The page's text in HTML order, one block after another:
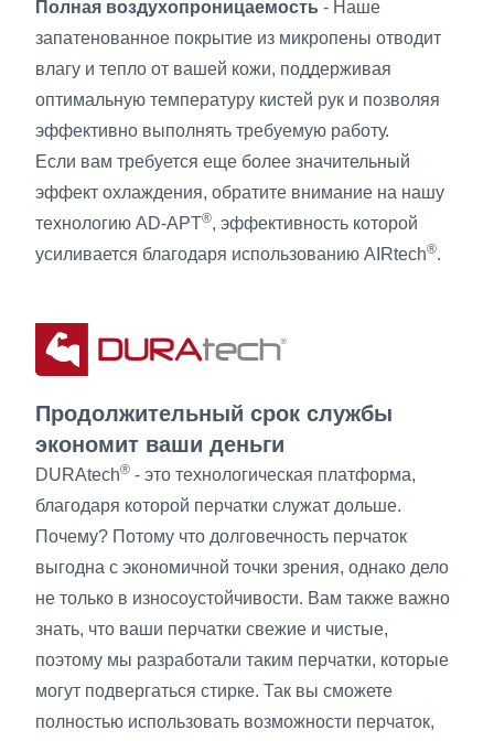
Полная воздухопроницаемость - Наше
запатенованное покрытие из микропены отводит
влагу и тепло от вашей кожи, поддерживая
оптимальную температуру кистей рук и позволяя
эффективно выполнять требуемую работу.
Если вам требуется еще более значительный
эффект охлаждения, обратите внимание на нашу
технологию AD-APT®, эффективность которой
усиливается благодаря использованию AIRtech®.
Продолжительный срок службы
экономит ваши деньги
DURAtech® - это технологическая платформа,
благодаря которой перчатки служат дольше.
Почему? Потому что долговечность перчаток
выгодна с экономичной точки зрения, однако дело
не только в износоустойчивости. Вам также важно
знать, что ваши перчатки свежие и чистые,
поэтому мы разработали таким перчатки, которые
могут подвергаться стирке. Так вы сможете
полностью использовать возможности перчаток,